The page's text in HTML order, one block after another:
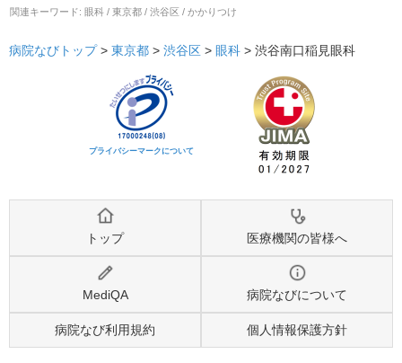
関連キーワード: 眼科 / 東京都 / 渋谷区 / かかりつけ
病院なびトップ > 東京都 > 渋谷区 > 眼科 > 渋谷南口稲見眼科
プライバシーマークについて
トップ 医療機関の皆様へ
MediQA 病院なびについて
病院なび利用規約 個人情報保護方針